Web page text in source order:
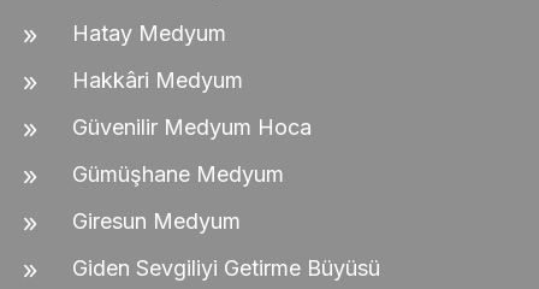
Hatay Medyum
Hakkâri Medyum
Güvenilir Medyum Hoca
Gümüşhane Medyum
Giresun Medyum
Giden Sevgiliyi Getirme Büyüsü